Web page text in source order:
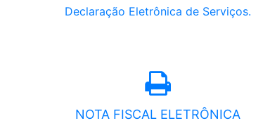
Declaração Eletrônica de Serviços.
NOTA FISCAL ELETRÔNICA